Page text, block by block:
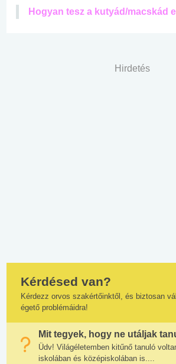
Hogyan tesz a kutyád/macskád
Hirdetés
Kérdésed van?
Kérdezz orvos szakértőinktől, és biztosan
égető problémáidra!
Mit tegyek, hogy ne utáljak
Üdv! Világéletemben kitűnő tanuló
iskolában és középiskolában is....